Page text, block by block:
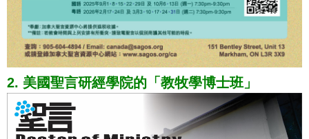
2. 美國聖言研經學院的「教牧學博士班」